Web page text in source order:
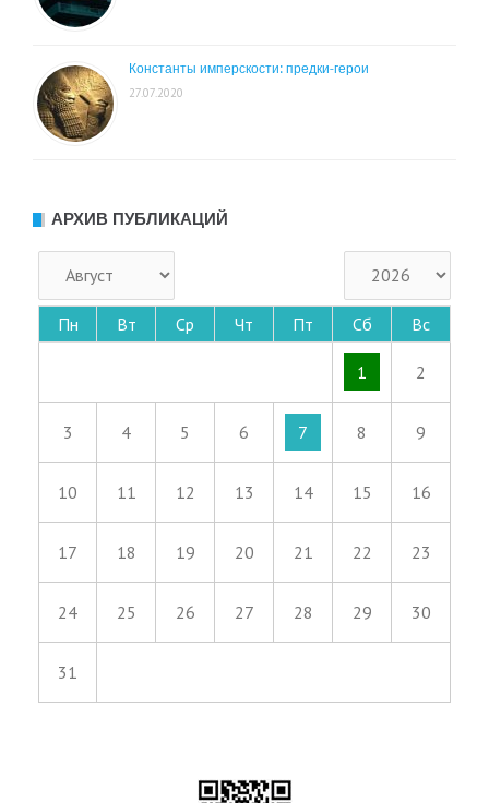
Константы имперскости: предки-герои
27.07.2020
АРХИВ ПУБЛИКАЦИЙ
Пн Вт Ср Чт Пт Сб Вс
1 2
3 4 5 6 7 8 9
10 11 12 13 14 15 16
17 18 19 20 21 22 23
24 25 26 27 28 29 30
31